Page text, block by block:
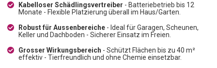
Kabelloser Schädlingsvertreiber - Batteriebetrieb bis 12
Monate - Flexible Platzierung überall im Haus/Garten.
Robust für Aussenbereiche - Ideal für Garagen, Scheunen,
Keller und Dachboden - Sicherer Einsatz im Freien.
Grosser Wirkungsbereich - Schützt Flächen bis zu 40 m²
effektiv - Tierfreundlich und ohne Chemie einsetzbar.